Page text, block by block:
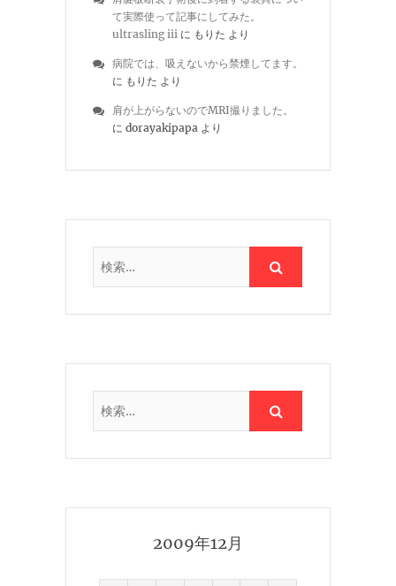
て実際使って記事にしてみた。
ultrasling iii に もりた より
病院では、吸えないから禁煙してます。
に もりた より
肩が上がらないのでMRI撮りました。
に dorayakipapa より
2009年12月